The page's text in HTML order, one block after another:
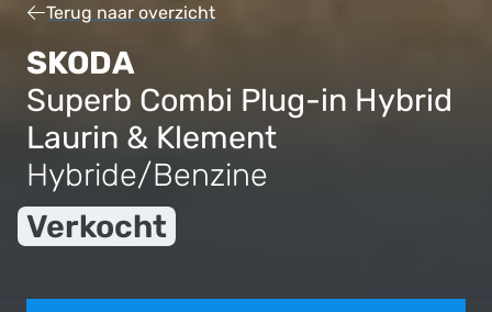
Terug naar overzicht
SKODA
Superb Combi Plug-in Hybrid
Laurin & Klement
Hybride/Benzine
Verkocht